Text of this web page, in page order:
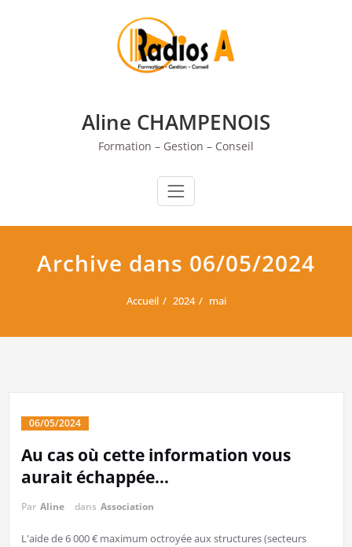
Aline CHAMPENOIS
Formation – Gestion – Conseil
Archive dans 06/05/2024
Accueil 2024 mai
06/05/2024
Au cas où cette information vous
aurait échappée…
Par Aline dans Association
L'aide de 6 000 € maximum octroyée aux structures (secteurs